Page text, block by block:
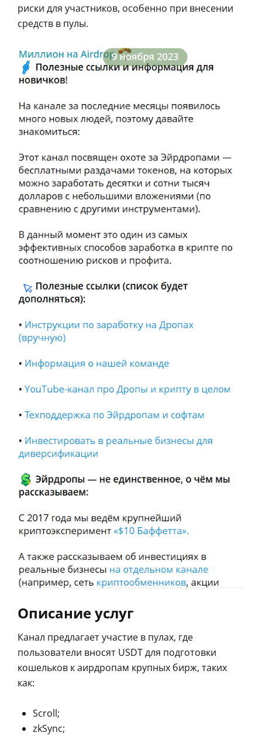
риски для участников, особенно при внесении
средств в пулы.
Описание услуг
Канал предлагает участие в пулах, где
пользователи вносят USDT для подготовки
кошельков к аирдропам крупных бирж, таких
как:
Scroll;
zkSync;